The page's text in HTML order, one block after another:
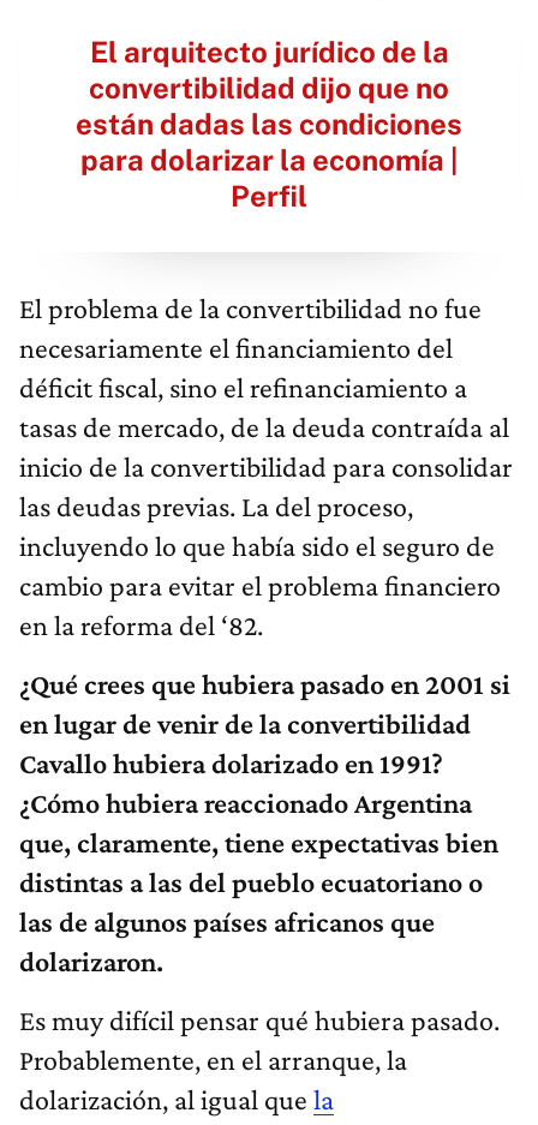
El arquitecto jurídico de la
convertibilidad dijo que no
están dadas las condiciones
para dolarizar la economía |
Perfil
El problema de la convertibilidad no fue
necesariamente el financiamiento del
déficit fiscal, sino el refinanciamiento a
tasas de mercado, de la deuda contraída al
inicio de la convertibilidad para consolidar
las deudas previas. La del proceso,
incluyendo lo que había sido el seguro de
cambio para evitar el problema financiero
en la reforma del ‘82.
¿Qué crees que hubiera pasado en 2001 si
en lugar de venir de la convertibilidad
Cavallo hubiera dolarizado en 1991?
¿Cómo hubiera reaccionado Argentina
que, claramente, tiene expectativas bien
distintas a las del pueblo ecuatoriano o
las de algunos países africanos que
dolarizaron.
Es muy difícil pensar qué hubiera pasado.
Probablemente, en el arranque, la
dolarización, al igual que la